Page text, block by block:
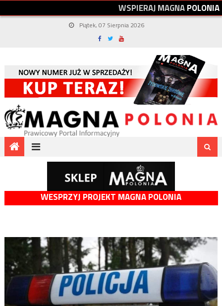
WSPIERAJMAGNAPOLONIA
Piątek, 07 Sierpnia 2026
WESPRZYJ PROJEKT MAGNA POLONIA